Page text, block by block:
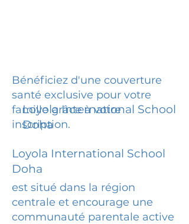
Bénéficiez d'une couverture
santé exclusive pour votre
famille grâce à votre
inscription.
Loyola International School
Doha
Loyola International School
Doha
est situé dans la région
centrale et encourage une
communauté parentale active